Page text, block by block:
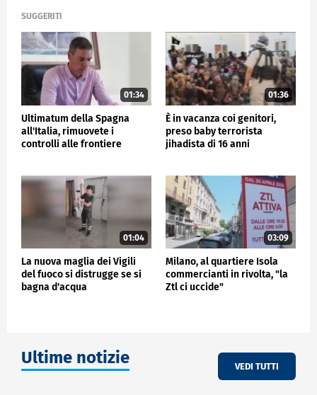
SUGGERITI
01:34
Ultimatum della Spagna
all'Italia, rimuovete i
controlli alle frontiere
01:36
È in vacanza coi genitori,
preso baby terrorista
jihadista di 16 anni
01:04
La nuova maglia dei Vigili
del fuoco si distrugge se si
bagna d'acqua
03:09
Milano, al quartiere Isola
commercianti in rivolta, "la
Ztl ci uccide"
Ultime notizie VEDI TUTTI